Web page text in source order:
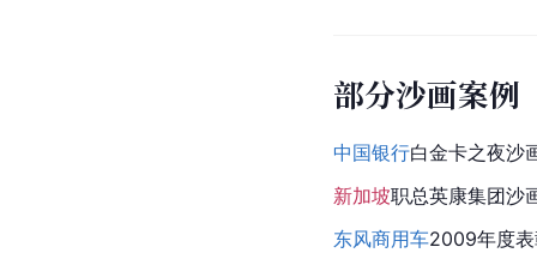
部分沙画案例
中国银行白金卡之夜沙
新加坡职总英康集团沙
东风商用车2009年度